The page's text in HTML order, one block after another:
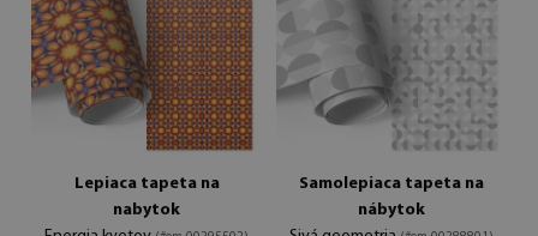
Lepiaca tapeta na
nabytok
Samolepiaca tapeta na
nábytok